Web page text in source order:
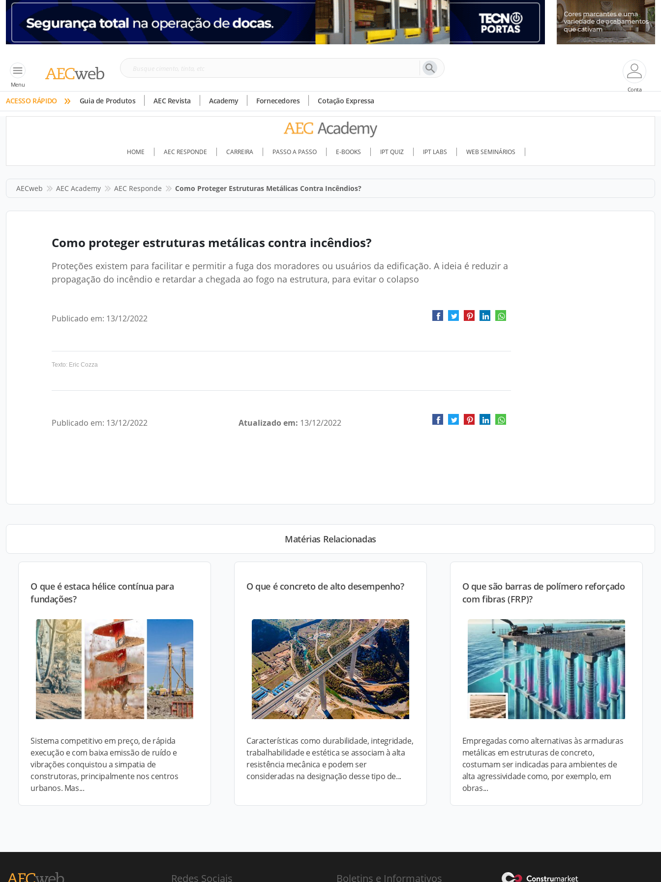
Menu
Busque
tinta,
etc
Conta
ACESSO RÁPIDO » Guia de Produtos AEC Revista Academy Fornecedores Cotação Expressa
HOME AEC RESPONDE CARREIRA PASSO A PASSO E-BOOKS IPT QUIZ IPT LABS WEB SEMINÁRIOS
AECweb AEC Academy AEC Responde Como Proteger Estruturas Metálicas Contra Incêndios?
Como proteger estruturas metálicas contra incêndios?
Proteções existem para facilitar e permitir a fuga dos moradores ou usuários da edificação. A ideia é reduzir a
propagação do incêndio e retardar a chegada ao fogo na estrutura, para evitar o colapso
Publicado em: 13/12/2022
Texto: Eric Cozza
Publicado em: 13/12/2022 Atualizado em: 13/12/2022
Matérias Relacionadas
O que é estaca hélice contínua para
fundações?
Sistema competitivo em preço, de rápida
execução e com baixa emissão de ruído e
vibrações conquistou a simpatia de
construtoras, principalmente nos centros
urbanos. Mas...
O que é concreto de alto desempenho?
Características como durabilidade, integridade,
trabalhabilidade e estética se associam à alta
resistência mecânica e podem ser
consideradas na designação desse tipo de...
O que são barras de polímero reforçado
com fibras (FRP)?
Empregadas como alternativas às armaduras
metálicas em estruturas de concreto,
costumam ser indicadas para ambientes de
alta agressividade como, por exemplo, em
obras...
Redes Sociais Boletins e Informativos